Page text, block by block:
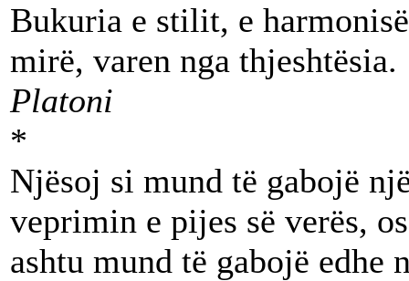
Bukuria e stilit, e
mirë, varen nga thjeshtësia.
Platoni
*
Njësoj si mund të gabojë
veprimin e pijes së verës,
ashtu mund të gabojë